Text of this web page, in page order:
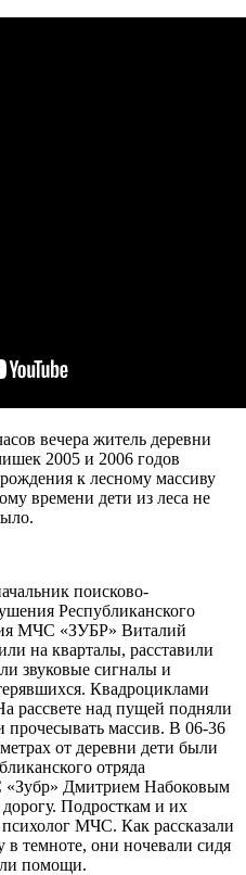
вечера житель деревни
2005 и 2006 годов
к лесному массиву
времени дети из леса не
поисково-
Республиканского
МЧС «ЗУБР» Виталий
на кварталы, расставили
звуковые сигналы и
Квадроциклами
рассвете над пущей подняли
массив. В 06-36
от деревни дети были
отряда
«Зубр» Дмитрием Набоковым
Подросткам и их
МЧС. Как рассказали
в темноте, они ночевали сидя
помощи.